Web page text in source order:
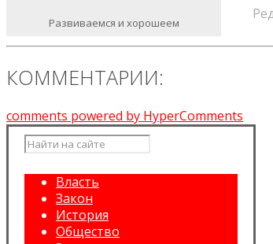
Развиваемся и хорошеем
КОММЕНТАРИИ:
comments powered by HyperComments
Власть
Закон
История
Общество